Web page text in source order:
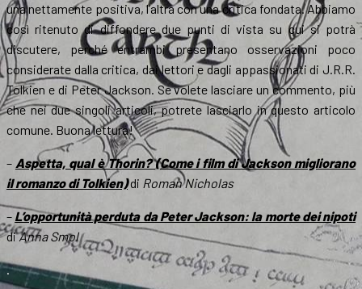
una nettamente positiva, l’altra con una critica fondata. Abbiamo
così ritenuto di diffondere due punti di vista su cui si potrà
discutere, perché entrambi presentano osservazioni poco
considerate dalla critica, dai lettori e dagli appassionati di J.R.R.
Tolkien e di Peter Jackson. Se volete lasciare un commento, più
che nei due singoli articoli, potrete lasciarlo in questo articolo
comune. Buona lettura!
– Aspetta, qual è Thorin? (Come i film di Jackson migliorano
il romanzo di Tolkien)di Roman Nicholas
– L’opportunità perduta da Peter Jackson: la morte dei nipoti
diAnna Smol
.